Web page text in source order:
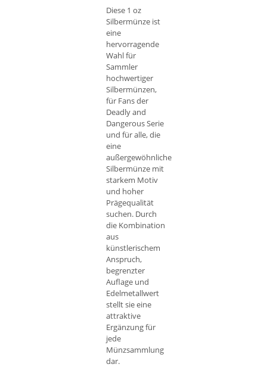
Diese 1 oz
Silbermünze ist
eine
hervorragende
Wahl für
Sammler
hochwertiger
Silbermünzen,
für Fans der
Deadly and
Dangerous Serie
und für alle, die
eine
außergewöhnliche
Silbermünze mit
starkem Motiv
und hoher
Prägequalität
suchen. Durch
die Kombination
aus
künstlerischem
Anspruch,
begrenzter
Auflage und
Edelmetallwert
stellt sie eine
attraktive
Ergänzung für
jede
Münzsammlung
dar.